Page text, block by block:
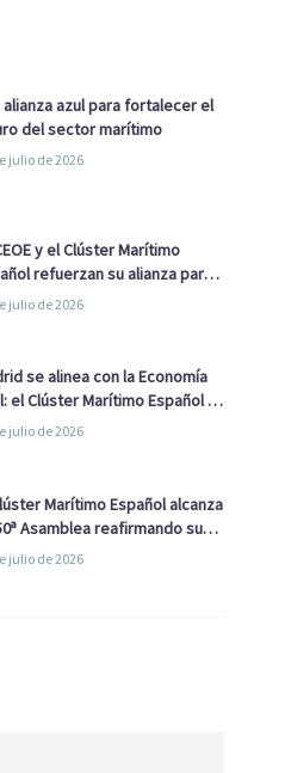
alianza azul para fortalecer el
del sector marítimo
julio de 2026
y el Clúster Marítimo
refuerzan su alianza para
una estrategia Nacional
julio de 2026
se alinea con la Economía
el Clúster Marítimo Español y
Liga Naval avanzan alianzas
julio de 2026
Marítimo Español alcanza
Asamblea reafirmando su
en la Economía Azul
julio de 2026